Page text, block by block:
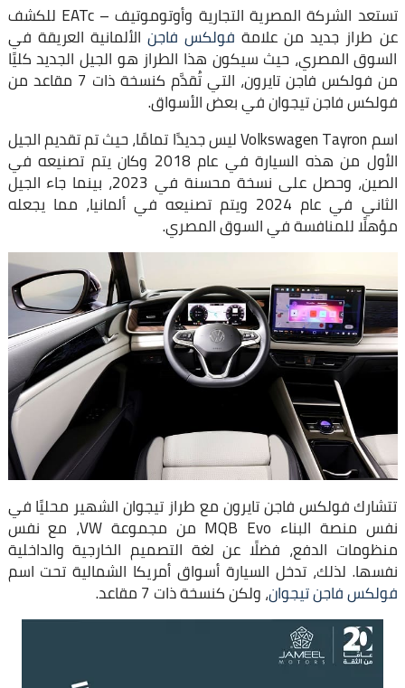
تستعد الشركة المصرية التجارية وأوتوموتيف – EATc للكشف
عن طراز جديد من علامة فولكس فاجن الألمانية العريقة في
السوق المصري، حيث سيكون هذا الطراز هو الجيل الجديد كليًا
من فولكس فاجن تايرون، التي تُقدَّم كنسخة ذات 7 مقاعد من
فولكس فاجن تيجوان في بعض الأسواق.
اسم Volkswagen Tayron ليس جديدًا تمامًا، حيث تم تقديم الجيل
الأول من هذه السيارة في عام 2018 وكان يتم تصنيعه في
الصين، وحصل على نسخة محسنة في 2023، بينما جاء الجيل
الثاني في عام 2024 ويتم تصنيعه في ألمانيا، مما يجعله
مؤهلًا للمنافسة في السوق المصري.
تتشارك فولكس فاجن تايرون مع طراز تيجوان الشهير محليًا في
نفس منصة البناء MQB Evo من مجموعة VW، مع نفس
منظومات الدفع، فضلًا عن لغة التصميم الخارجية والداخلية
نفسها. لذلك، تدخل السيارة أسواق أمريكا الشمالية تحت اسم
فولكس فاجن تيجوان، ولكن كنسخة ذات 7 مقاعد.